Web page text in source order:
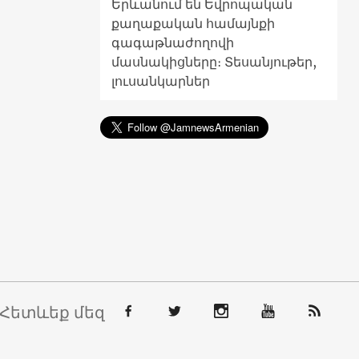
Երևանում են Եվրոպական
քաղաքական համայնքի
գագաթնաժողովի
մասնակիցները։ Տեսանյութեր,
լուսանկարներ
Հետևեք մեզ